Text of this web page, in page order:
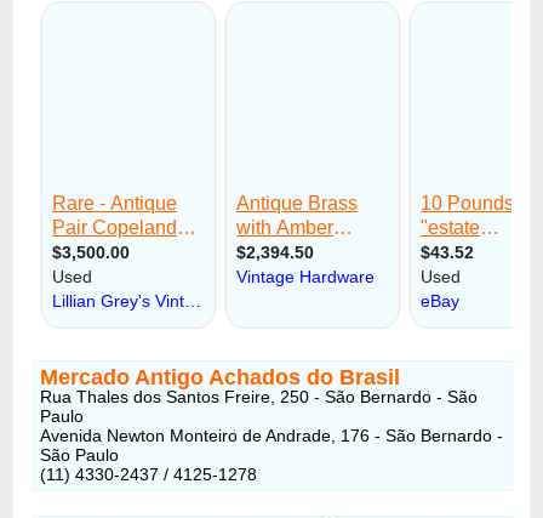
Mercado Antigo Achados do Brasil
Rua Thales dos Santos Freire, 250 - São Bernardo - São
Paulo
Avenida Newton Monteiro de Andrade, 176 - São Bernardo -
São Paulo
(11) 4330-2437 / 4125-1278